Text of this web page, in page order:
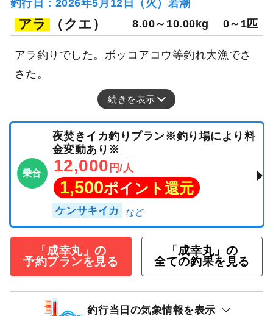
釣行日：2026年5月12日（火）若潮
アラ （クエ） 8.00～10.00kg 0～1匹
アラ釣りでした。ボッコアコウ等釣れ大漁でさ
さた。
続きを表示
乗合
夜焚きイカ釣りプラン※釣り場により料
金変動あり※
12,000 円/人
1,500ポイント還元
ケンサキイカ
「成幸丸」の
予約プランを見る
「成幸丸」の
全ての釣果を見る
釣行当日の気象情報を表示